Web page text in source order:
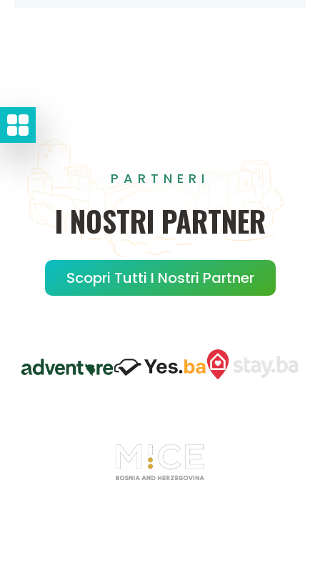
PARTNERI
INOSTRI PARTNER
Scopri Tutti I Nostri Partner